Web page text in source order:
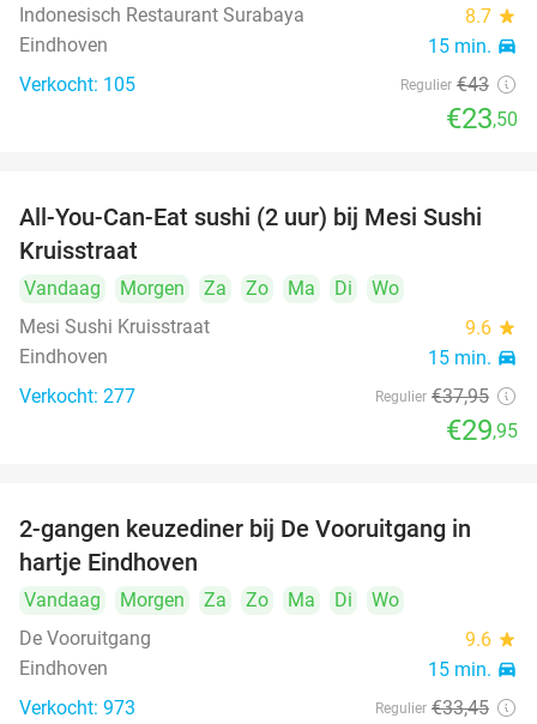
Indonesisch Restaurant Surabaya
8.7 star
Eindhoven 15 min. directions_car
Verkocht: 105 Regulier €43
€23,50
21%
All-You-Can-Eat sushi (2 uur) bij Mesi Sushi
Kruisstraat
Vandaag Morgen Za Zo Ma Di
Wo
Mesi Sushi Kruisstraat
9.6 star
Eindhoven 15 min. directions_car
Verkocht: 277 Regulier €37,95
€29,95
42%
2-gangen keuzediner bij De Vooruitgang in
hartje Eindhoven
Vandaag Morgen Za Zo Ma Di
Wo
De Vooruitgang
9.6 star
Eindhoven 15 min. directions_car
Verkocht: 973 Regulier €33,45